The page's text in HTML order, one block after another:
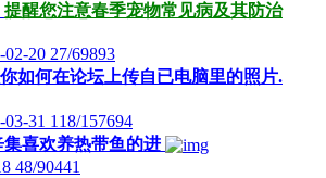
提醒您注意春季宠物常见病及其防治
02-20 27/69893
如何在论坛上传自已电脑里的照片.
03-31 118/157694
集喜欢养热带鱼的进
48/90441